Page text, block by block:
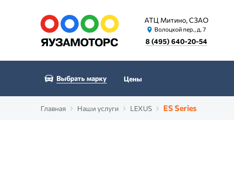
АТЦ Митино, СЗАО
Волоцкой пер., д. 7
8 (495) 640-20-54
Выбрать марку Цены
Главная Наши услуги LEXUS ES Series